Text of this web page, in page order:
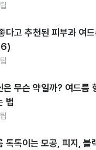
다고 추천된 피부과 여
은 무슨 약일까? 여드름
법
톡톡이는 모공, 피지, 블